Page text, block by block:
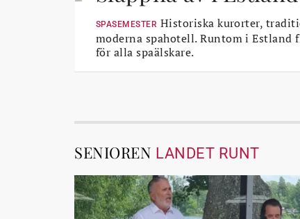
SPASEMESTER Historiska kurorter,
moderna spahotell. Runtom i Estland
för alla spaälskare.
SENIOREN LANDET RUNT